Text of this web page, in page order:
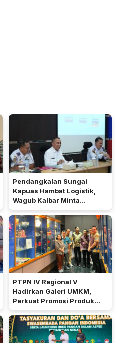
Pendangkalan Sungai
Kapuas Hambat Logistik,
Wagub Kalbar Minta
Pengerukan Diprioritaskan
PTPN IV Regional V
Hadirkan Galeri UMKM,
Perkuat Promosi Produk
Mitra Binaan Melalui Inovasi
Digital